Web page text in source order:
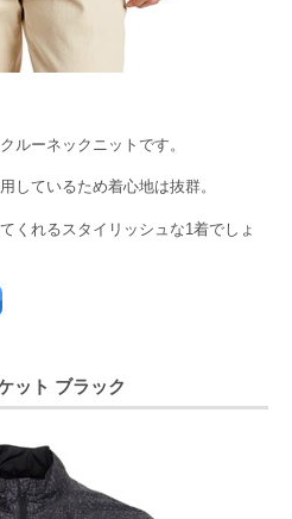
ルーネックニットです。
しているため着心地は抜群。
くれるスタイリッシュな1着でしょ
ット ブラック